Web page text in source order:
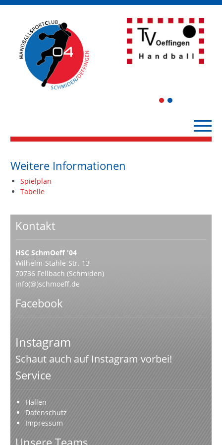
1 2
Weitere Informationen
Spielplan
Tabelle
Kontakt
HSC SchmOeff '04
Wilhelm-Stähle-Str. 13
70736 Fellbach (Schmiden)
info(@)schmoeff.de
Facebook
Instagram
Schaut auch auf Instagram vorbei!
Service
Hallen
Datenschutz
Impressum